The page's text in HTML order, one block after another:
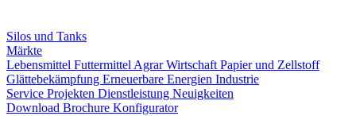
Silos und Tanks
Märkte
Lebensmittel Futtermittel Agrar Wirtschaft Papier und Zellstoff
Glättebekämpfung Erneuerbare Energien Industrie
Service Projekten Dienstleistung Neuigkeiten
Download Brochure Konfigurator